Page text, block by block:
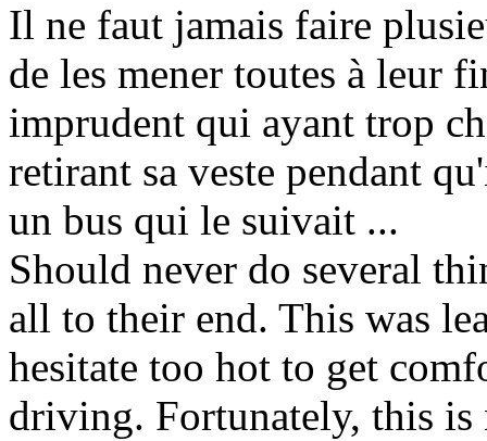
Il ne faut jamais faire
de les mener toutes à leur
imprudent qui ayant trop
retirant sa veste pendant
un bus qui le suivait ...
Should never do several
all to their end. This was
hesitate too hot to get
driving. Fortunately, this